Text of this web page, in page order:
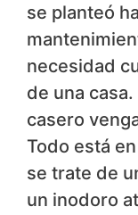
se planteó
necesidad
de una
casero
Todo está
se trate de
un inodoro